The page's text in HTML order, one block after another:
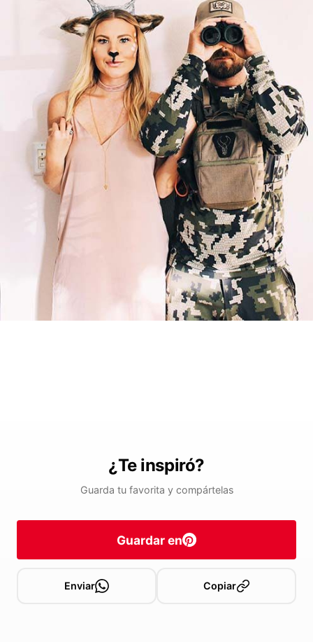
¿Te inspiró?
Guarda tu favorita y compártelas
Guardar en
Enviar Copiar